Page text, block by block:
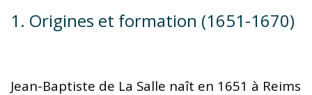
1. Origines et formation (1651-1670)
Jean-Baptiste de La Salle naît en 1651 à Reims